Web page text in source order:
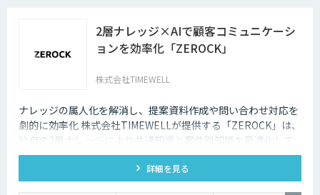
2層ナレッジ×AIで顧客コミュニケーシ
ョンを効率化「ZEROCK」
株式会社TIMEWELL
ナレッジの属人化を解消し、提案資料作成や問い合わせ対応を
劇的に効率化 株式会社TIMEWELLが提供する「ZEROCK」は、
独自の2層ナレッジにより共通知識と案件別知識を最適化して
活用できるAIエージェントです 。資料作成や返信工数を最大
80%削減し、商談獲得までを自動化します。
詳細を見る